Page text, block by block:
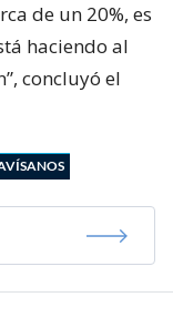
de un 20%, es
haciendo al
concluyó el